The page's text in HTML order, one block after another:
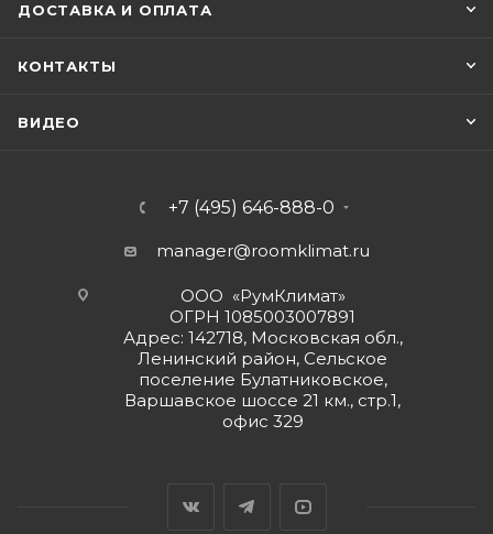
ДОСТАВКА И ОПЛАТА
КОНТАКТЫ
ВИДЕО
+7 (495) 646-888-0
manager@roomklimat.ru
ООО «РумКлимат»
ОГРН 1085003007891
Адрес: 142718, Московская обл.,
Ленинский район, Сельское
поселение Булатниковское,
Варшавское шоссе 21 км., стр.1,
офис 329